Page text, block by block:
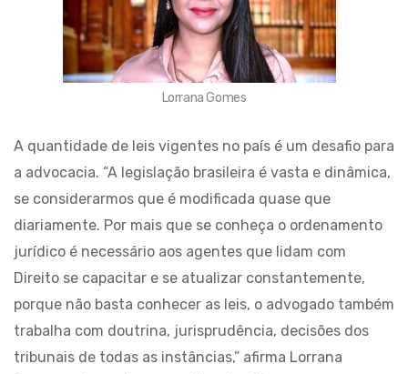
Lorrana Gomes
A quantidade de leis vigentes no país é um desafio para
a advocacia. “A legislação brasileira é vasta e dinâmica,
se considerarmos que é modificada quase que
diariamente. Por mais que se conheça o ordenamento
jurídico é necessário aos agentes que lidam com
Direito se capacitar e se atualizar constantemente,
porque não basta conhecer as leis, o advogado também
trabalha com doutrina, jurisprudência, decisões dos
tribunais de todas as instâncias,” afirma Lorrana